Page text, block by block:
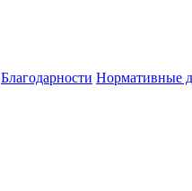
Благодарности Нормативные